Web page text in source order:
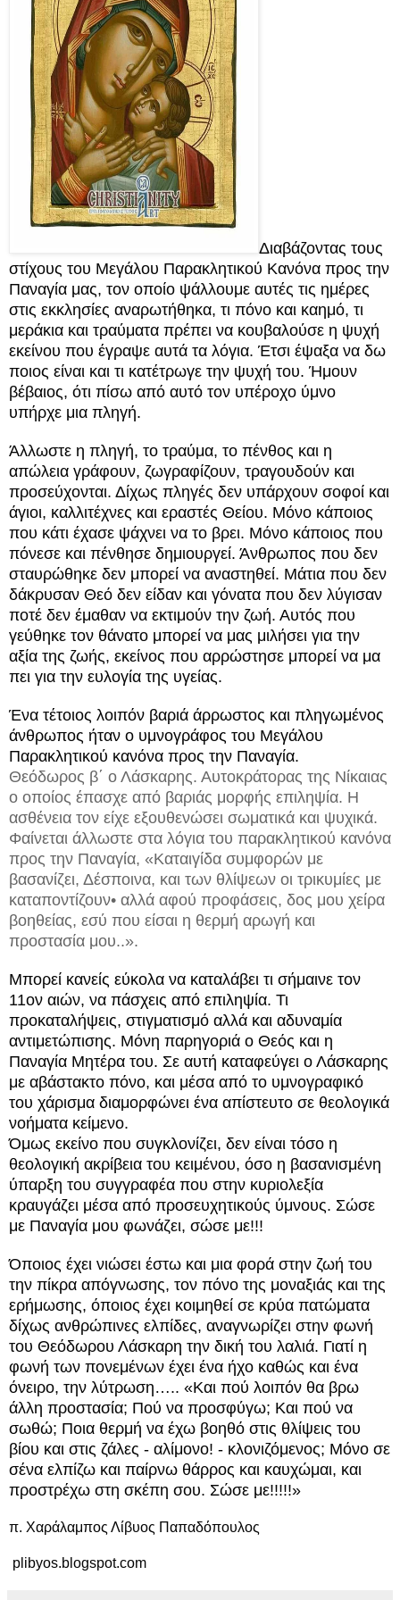
Διαβάζοντας τους
στίχους του Μεγάλου Παρακλητικού Κανόνα προς την
Παναγία μας, τον οποίο ψάλλουμε αυτές τις ημέρες
στις εκκλησίες αναρωτήθηκα, τι πόνο και καημό, τι
μεράκια και τραύματα πρέπει να κουβαλούσε η ψυχή
εκείνου που έγραψε αυτά τα λόγια. Έτσι έψαξα να δω
ποιος είναι και τι κατέτρωγε την ψυχή του. Ήμουν
βέβαιος, ότι πίσω από αυτό τον υπέροχο ύμνο
υπήρχε μια πληγή.
Άλλωστε η πληγή, το τραύμα, το πένθος και η
απώλεια γράφουν, ζωγραφίζουν, τραγουδούν και
προσεύχονται. Δίχως πληγές δεν υπάρχουν σοφοί και
άγιοι, καλλιτέχνες και εραστές Θείου. Μόνο κάποιος
που κάτι έχασε ψάχνει να το βρει. Μόνο κάποιος που
πόνεσε και πένθησε δημιουργεί. Άνθρωπος που δεν
σταυρώθηκε δεν μπορεί να αναστηθεί. Μάτια που δεν
δάκρυσαν Θεό δεν είδαν και γόνατα που δεν λύγισαν
ποτέ δεν έμαθαν να εκτιμούν την ζωή. Αυτός που
γεύθηκε τον θάνατο μπορεί να μας μιλήσει για την
αξία της ζωής, εκείνος που αρρώστησε μπορεί να μα
πει για την ευλογία της υγείας.
Ένα τέτοιος λοιπόν βαριά άρρωστος και πληγωμένος
άνθρωπος ήταν ο υμνογράφος του Μεγάλου
Παρακλητικού κανόνα προς την Παναγία.
Θεόδωρος β΄ ο Λάσκαρης. Αυτοκράτορας της Νίκαιας
ο οποίος έπασχε από βαριάς μορφής επιληψία. Η
ασθένεια τον είχε εξουθενώσει σωματικά και ψυχικά.
Φαίνεται άλλωστε στα λόγια του παρακλητικού κανόνα
προς την Παναγία, «Καταιγίδα συμφορών με
βασανίζει, Δέσποινα, και των θλίψεων οι τρικυμίες με
καταποντίζουν• αλλά αφού προφάσεις, δος μου χείρα
βοηθείας, εσύ που είσαι η θερμή αρωγή και
προστασία μου..».
Μπορεί κανείς εύκολα να καταλάβει τι σήμαινε τον
11ον αιών, να πάσχεις από επιληψία. Τι
προκαταλήψεις, στιγματισμό αλλά και αδυναμία
αντιμετώπισης. Μόνη παρηγοριά ο Θεός και η
Παναγία Μητέρα του. Σε αυτή καταφεύγει ο Λάσκαρης
με αβάστακτο πόνο, και μέσα από το υμνογραφικό
του χάρισμα διαμορφώνει ένα απίστευτο σε θεολογικά
νοήματα κείμενο.
Όμως εκείνο που συγκλονίζει, δεν είναι τόσο η
θεολογική ακρίβεια του κειμένου, όσο η βασανισμένη
ύπαρξη του συγγραφέα που στην κυριολεξία
κραυγάζει μέσα από προσευχητικούς ύμνους. Σώσε
με Παναγία μου φωνάζει, σώσε με!!!
Όποιος έχει νιώσει έστω και μια φορά στην ζωή του
την πίκρα απόγνωσης, τον πόνο της μοναξιάς και της
ερήμωσης, όποιος έχει κοιμηθεί σε κρύα πατώματα
δίχως ανθρώπινες ελπίδες, αναγνωρίζει στην φωνή
του Θεόδωρου Λάσκαρη την δική του λαλιά. Γιατί η
φωνή των πονεμένων έχει ένα ήχο καθώς και ένα
όνειρο, την λύτρωση….. «Και πού λοιπόν θα βρω
άλλη προστασία; Πού να προσφύγω; Και πού να
σωθώ; Ποια θερμή να έχω βοηθό στις θλίψεις του
βίου και στις ζάλες - αλίμονο! - κλονιζόμενος; Μόνο σε
σένα ελπίζω και παίρνω θάρρος και καυχώμαι, και
προστρέχω στη σκέπη σου. Σώσε με!!!!!»
π. Χαράλαμπος Λίβυος Παπαδόπουλος
plibyos.blogspot.com